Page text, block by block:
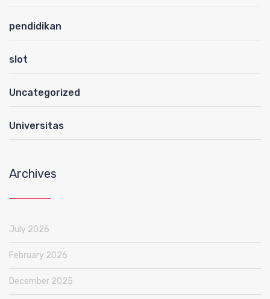
pendidikan
slot
Uncategorized
Universitas
Archives
July 2026
February 2026
December 2025